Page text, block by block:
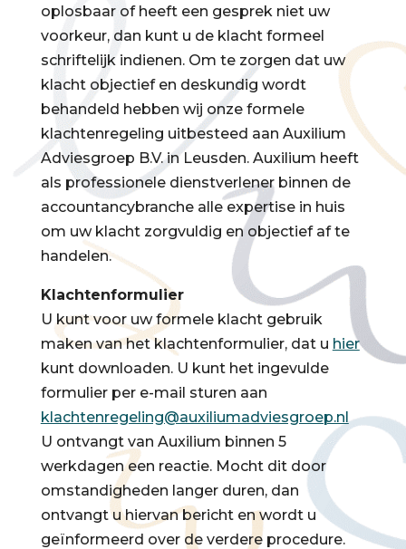
oplosbaar of heeft een gesprek niet uw
voorkeur, dan kunt u de klacht formeel
schriftelijk indienen. Om te zorgen dat uw
klacht objectief en deskundig wordt
behandeld hebben wij onze formele
klachtenregeling uitbesteed aan Auxilium
Adviesgroep B.V. in Leusden. Auxilium heeft
als professionele dienstverlener binnen de
accountancybranche alle expertise in huis
om uw klacht zorgvuldig en objectief af te
handelen.
Klachtenformulier
U kunt voor uw formele klacht gebruik
maken van het klachtenformulier, dat u hier
kunt downloaden. U kunt het ingevulde
formulier per e-mail sturen aan
klachtenregeling@auxiliumadviesgroep.nl
U ontvangt van Auxilium binnen 5
werkdagen een reactie. Mocht dit door
omstandigheden langer duren, dan
ontvangt u hiervan bericht en wordt u
geïnformeerd over de verdere procedure.